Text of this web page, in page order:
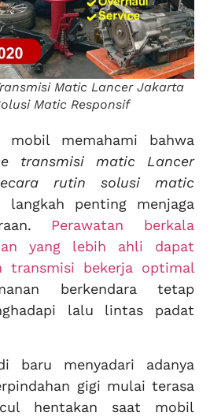
Matic Lancer Jakarta
Matic Responsif
mobil memahami bahwa
transmisi matic Lancer
rutin solusi matic
penting menjaga
Perawatan berkala
yang lebih ahli dapat
transmisi bekerja optimal
berkendara tetap
lalu lintas padat
baru menyadari adanya
gigi mulai terasa
hentakan saat mobil